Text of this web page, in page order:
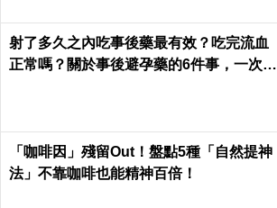
射了多久之內吃事後藥最有效？吃完流血
正常嗎？關於事後避孕藥的6件事，一次報
「咖啡因」殘留Out！盤點5種「自然提神
法」不靠咖啡也能精神百倍！